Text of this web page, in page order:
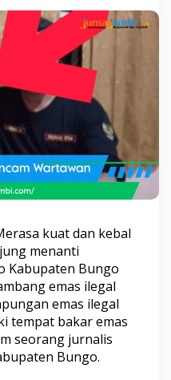
kuat dan kebal
menanti
Kabupaten Bungo
emas ilegal
emas ilegal
tempat bakar emas
seorang jurnalis
Bungo.